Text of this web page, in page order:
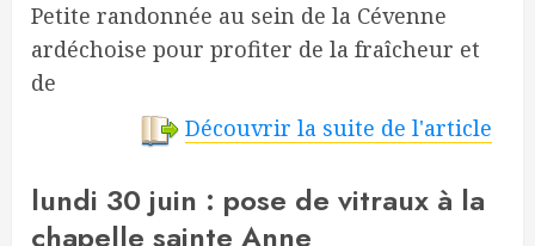
Petite randonnée au sein de la Cévenne
ardéchoise pour profiter de la fraîcheur et
de
Découvrir la suite de l'article
lundi 30 juin : pose de vitraux à la
chapelle sainte Anne